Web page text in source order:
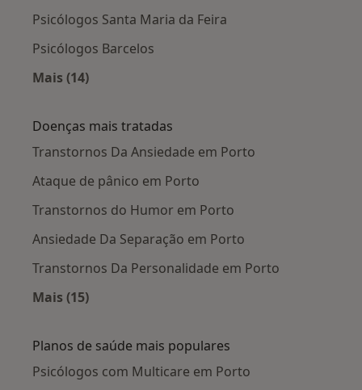
Psicólogos Santa Maria da Feira
Psicólogos Barcelos
Mais (14)
Doenças mais tratadas
Transtornos Da Ansiedade em Porto
Ataque de pânico em Porto
Transtornos do Humor em Porto
Ansiedade Da Separação em Porto
Transtornos Da Personalidade em Porto
Mais (15)
Planos de saúde mais populares
Psicólogos com Multicare em Porto